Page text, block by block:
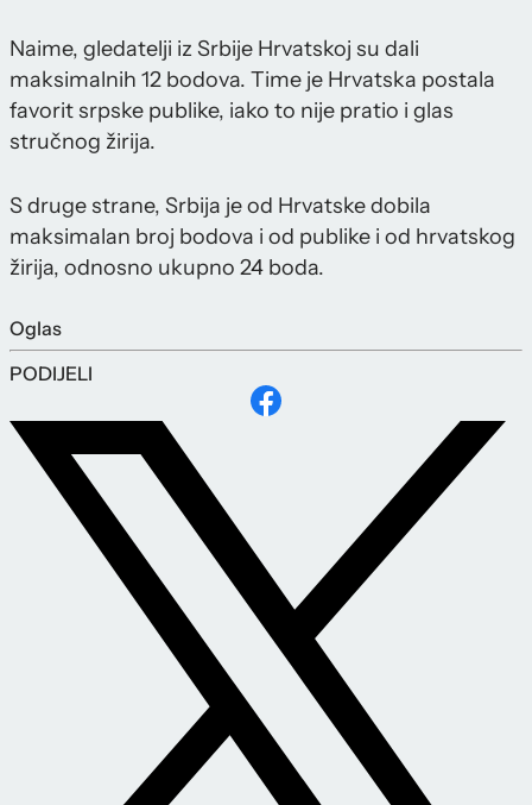
Naime, gledatelji iz Srbije Hrvatskoj su dali
maksimalnih 12 bodova. Time je Hrvatska postala
favorit srpske publike, iako to nije pratio i glas
stručnog žirija.
S druge strane, Srbija je od Hrvatske dobila
maksimalan broj bodova i od publike i od hrvatskog
žirija, odnosno ukupno 24 boda.
Oglas
PODIJELI